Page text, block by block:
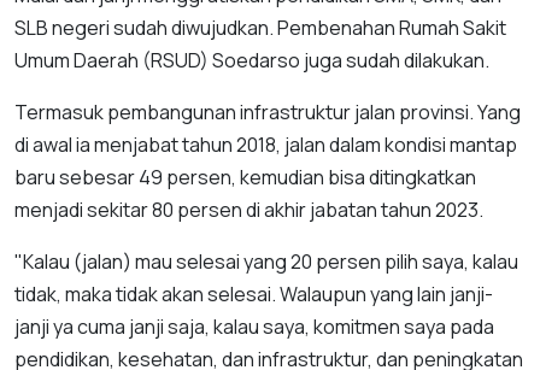
SLB negeri sudah diwujudkan. Pembenahan Rumah Sakit
Umum Daerah (RSUD) Soedarso juga sudah dilakukan.
Termasuk pembangunan infrastruktur jalan provinsi. Yang
di awal ia menjabat tahun 2018, jalan dalam kondisi mantap
baru sebesar 49 persen, kemudian bisa ditingkatkan
menjadi sekitar 80 persen di akhir jabatan tahun 2023.
"Kalau (jalan) mau selesai yang 20 persen pilih saya, kalau
tidak, maka tidak akan selesai. Walaupun yang lain janji-
janji ya cuma janji saja, kalau saya, komitmen saya pada
pendidikan, kesehatan, dan infrastruktur, dan peningkatan